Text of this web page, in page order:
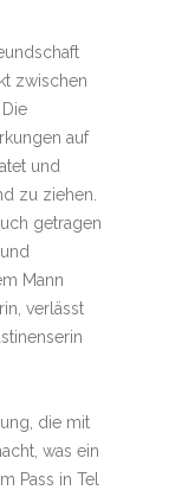
zwischen
auf
und
zu ziehen.
getragen
Mann
verlässt
die mit
was ein
Pass in Tel